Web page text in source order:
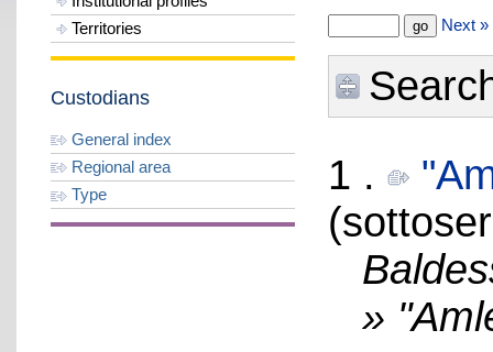
Territories
Custodians
General index
Regional area
Type
Next »
1 .
»